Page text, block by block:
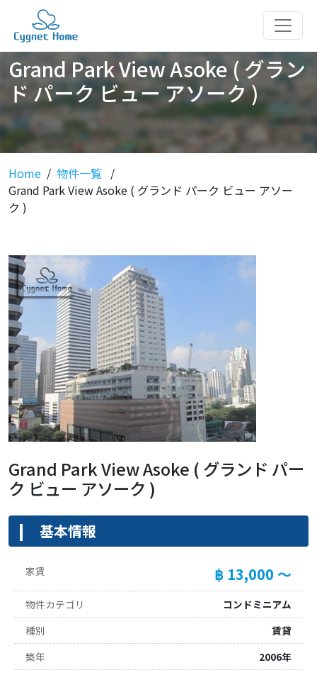
Grand Park View Asoke ( グラン
ド パーク ビュー アソーク )
Home
物件一覧
Grand Park View Asoke ( グランド パーク ビュー アソー
ク )
Grand Park View Asoke ( グランド パー
ク ビュー アソーク )
基本情報
家賃 ฿ 13,000 ～
物件カテゴリ
コンドミニアム
種別
賃貸
築年
2006年